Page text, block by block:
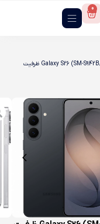
0
/ گوشی موبايل سامسونگ مدل Galaxy S26 (SM-S942B/DS) ظرفیت